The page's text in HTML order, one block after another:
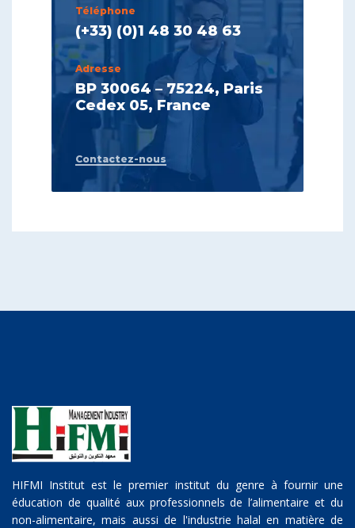
Téléphone
(+33) (0)1 48 30 48 63
Adresse
BP 30064 – 75224, Paris
Cedex 05, France
Contactez-nous
HIFMI Institut est le premier institut du genre à fournir une
éducation de qualité aux professionnels de l’alimentaire et du
non-alimentaire, mais aussi de l'industrie halal en matière de